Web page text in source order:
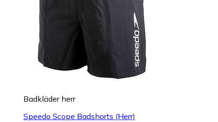
Badkläder herr
Speedo Scope Badshorts (Herr)